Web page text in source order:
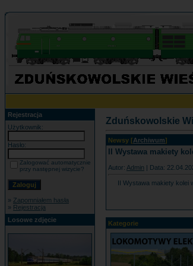
Rejestracja
Użytkownik:
Hasło:
Zalogować automatycznie
przy następnej wizycie?
» Zapomniałem hasła
» Rejestracja
Losowe zdjęcie
Zduńskowolskie
Newsy [Archiwum]
II Wystawa makiety
Autor: Admin | Data:
II Wystawa makiety kolei
Kategorie